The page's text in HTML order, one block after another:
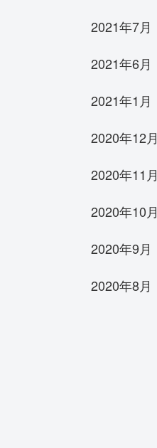
2021年7月
2021年6月
2021年1月
2020年12月
2020年11月
2020年10月
2020年9月
2020年8月